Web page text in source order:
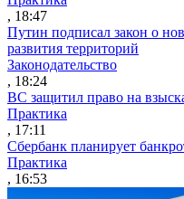
, 18:47
Путин подписал закон о
развития территорий
Законодательство
, 18:24
ВС защитил право на
Практика
, 17:11
Сбербанк планирует
Практика
, 16:53